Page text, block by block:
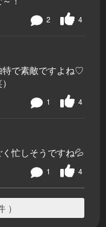
4
2
特で素敵ですよね♡
4
1
忙しそうですね💦
4
1
）